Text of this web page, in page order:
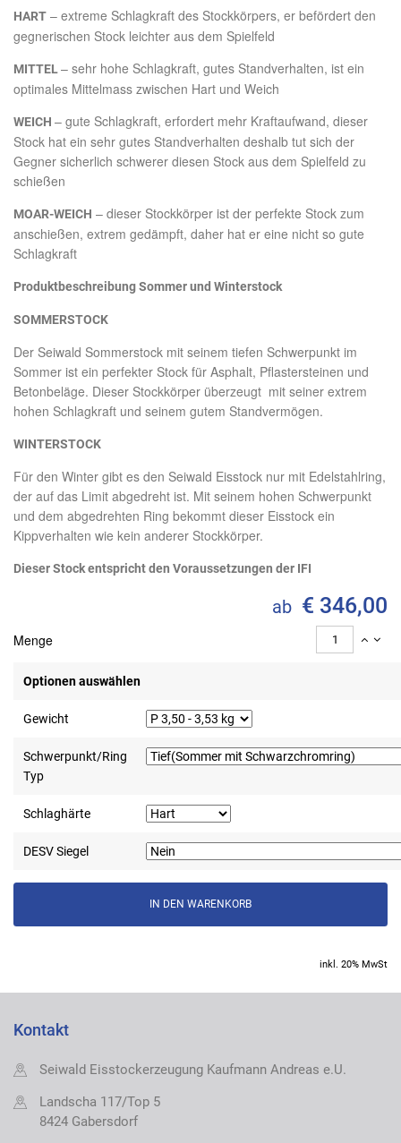
HART – extreme Schlagkraft des Stockkörpers, er befördert den
gegnerischen Stock leichter aus dem Spielfeld
MITTEL– sehr hohe Schlagkraft, gutes Standverhalten, ist ein
optimales Mittelmass zwischen Hart und Weich
WEICH – gute Schlagkraft, erfordert mehr Kraftaufwand, dieser
Stock hat ein sehr gutes Standverhalten deshalb tut sich der
Gegner sicherlich schwerer diesen Stock aus dem Spielfeld zu
schießen
MOAR-WEICH – dieser Stockkörper ist der perfekte Stock zum
anschießen, extrem gedämpft, daher hat er eine nicht so gute
Schlagkraft
Produktbeschreibung Sommer und Winterstock
SOMMERSTOCK
Der Seiwald Sommerstock mit seinem tiefen Schwerpunkt im
Sommer ist ein perfekter Stock für Asphalt, Pflastersteinen und
Betonbeläge. Dieser Stockkörper überzeugt mit seiner extrem
hohen Schlagkraft und seinem gutem Standvermögen.
WINTERSTOCK
Für den Winter gibt es den Seiwald Eisstock nur mit Edelstahlring,
der auf das Limit abgedreht ist. Mit seinem hohen Schwerpunkt
und dem abgedrehten Ring bekommt dieser Eisstock ein
Kippverhalten wie kein anderer Stockkörper.
Dieser Stock entspricht den Voraussetzungen der IFI
ab € 346,00
Menge
Optionen auswählen
Gewicht
Schwerpunkt/Ring
Typ
Schlaghärte
DESV Siegel
inkl. 20% MwSt
Kontakt
Seiwald Eisstockerzeugung Kaufmann Andreas e.U.
Landscha 117/Top 5
8424 Gabersdorf